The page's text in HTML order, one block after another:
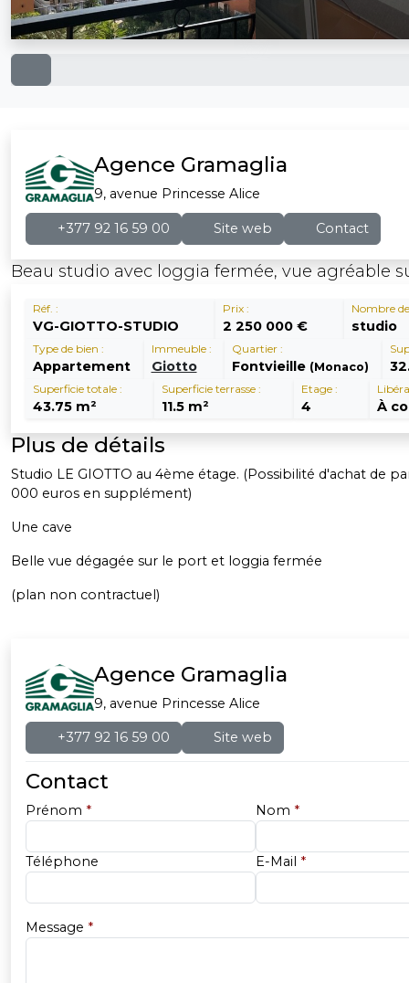
Agence Gramaglia
9, avenue Princesse Alice
+377 92 16 59 00 Site web Contact
Beau studio avec loggia fermée, vue agréable
Réf. :
VG-GIOTTO-STUDIO
Prix :
2 250 000 €
Nombre
studio
Type de bien :
Appartement
Immeuble :
Giotto
Quartier :
Fontvieille (Monaco)
Superficie totale :
43.75 m²
Superficie terrasse :
11.5 m²
Etage :
4 À
Plus de détails
Studio LE GIOTTO au 4ème étage. (Possibilité d'achat de
000 euros en supplément)
Une cave
Belle vue dégagée sur le port et loggia fermée
(plan non contractuel)
Agence Gramaglia
9, avenue Princesse Alice
+377 92 16 59 00 Site web
Contact
Prénom * Nom *
Téléphone E-Mail *
Message *